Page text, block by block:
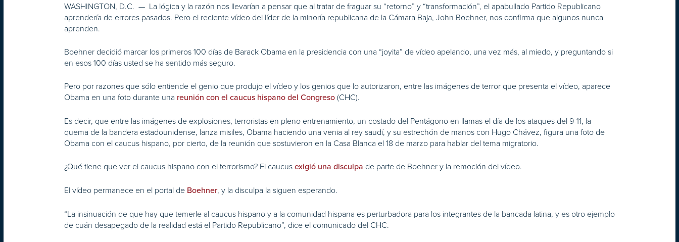
WASHINGTON, D.C. — La lógica y la razón nos llevarían a pensar que al tratar de fraguar su “retorno” y “transformación”, el apabullado Partido Republicano
aprendería de errores pasados. Pero el reciente vídeo del líder de la minoría republicana de la Cámara Baja, John Boehner, nos confirma que algunos nunca
aprenden.
Boehner decidió marcar los primeros 100 días de Barack Obama en la presidencia con una “joyita” de vídeo apelando, una vez más, al miedo, y preguntando si
en esos 100 días usted se ha sentido más seguro.
Pero por razones que sólo entiende el genio que produjo el vídeo y los genios que lo autorizaron, entre las imágenes de terror que presenta el vídeo, aparece
Obama en una foto durante una reunión con el caucus hispano del Congreso (CHC).
Es decir, que entre las imágenes de explosiones, terroristas en pleno entrenamiento, un costado del Pentágono en llamas el día de los ataques del 9-11, la
quema de la bandera estadounidense, lanza misiles, Obama haciendo una venia al rey saudí, y su estrechón de manos con Hugo Chávez, figura una foto de
Obama con el caucus hispano, por cierto, de la reunión que sostuvieron en la Casa Blanca el 18 de marzo para hablar del tema migratorio.
¿Qué tiene que ver el caucus hispano con el terrorismo? El caucus exigió una disculpa de parte de Boehner y la remoción del vídeo.
El vídeo permanece en el portal de Boehner, y la disculpa la siguen esperando.
“La insinuación de que hay que temerle al caucus hispano y a la comunidad hispana es perturbadora para los integrantes de la bancada latina, y es otro ejemplo
de cuán desapegado de la realidad está el Partido Republicano”, dice el comunicado del CHC.